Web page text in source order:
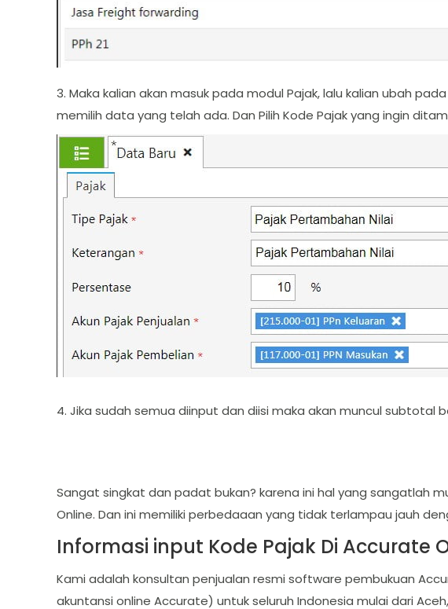
3. Maka kalian akan masuk pada modul Pajak, lalu kalian ubah
memilih data yang telah ada. Dan Pilih Kode Pajak yang ingin
4. Jika sudah semua diinput dan diisi maka akan muncul subtotal
Sangat singkat dan padat bukan? karena ini hal yang sangatlah
Online. Dan ini memiliki perbedaaan yang tidak terlampau jauh
Informasi input Kode Pajak Di Accurate
Kami adalah konsultan penjualan resmi software pembukuan
akuntansi online Accurate) untuk seluruh Indonesia mulai dari